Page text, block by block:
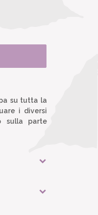
su tutta la
i diversi
sulla parte